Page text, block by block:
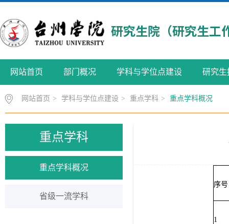
网站首页 部门概况 学科与学位点建设 研究生
网站首页 > 学科与学位点建设 > 重点学科 > 重点学科概况
重点学科
重点学科概况
省级一流学科
序号
1